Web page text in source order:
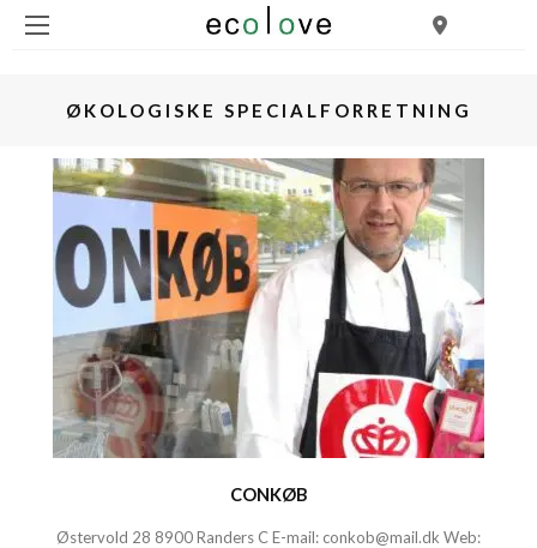
ØKOLOGISKE SPECIALFORRETNING
CONKØB
Østervold 28 8900 Randers C E-mail: conkob@mail.dk Web: